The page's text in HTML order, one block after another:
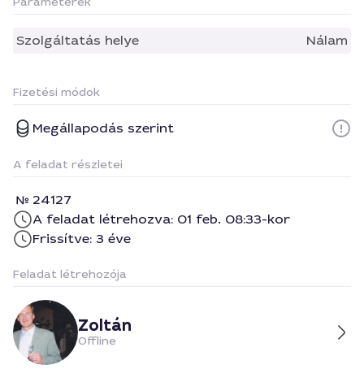
Szolgáltatás helye Nálam
Fizetési módok
Megállapodás szerint
A feladat részletei
24127
A feladat létrehozva: 01 feb. 08:33-kor
Frissítve: 3 éve
Feladat létrehozója
Zoltán
Offline